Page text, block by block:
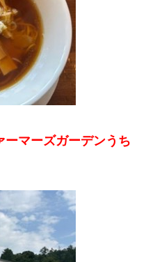
ーマーズガーデンうち